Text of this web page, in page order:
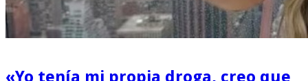
«Yo tenía mi propia droga, creo que